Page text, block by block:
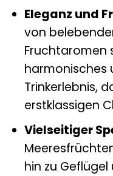
Eleganz und
von
Fruchtaromen
harmonisches
Trinkerlebnis,
erstklassigen
Vielseitiger
hin zu